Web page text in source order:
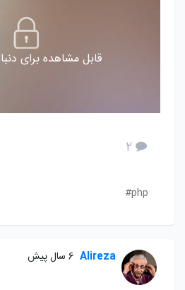
قابل مشاهده برای
2
php#
Alireza 6 سال پیش